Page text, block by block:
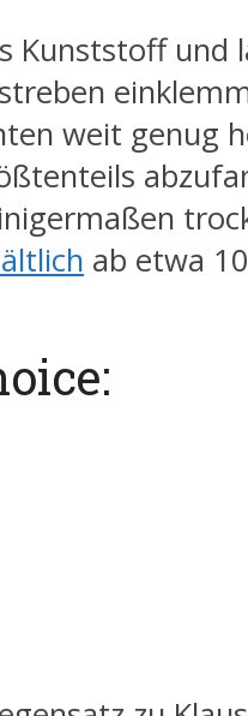
Kunststoff und
weit genug
ab etwa